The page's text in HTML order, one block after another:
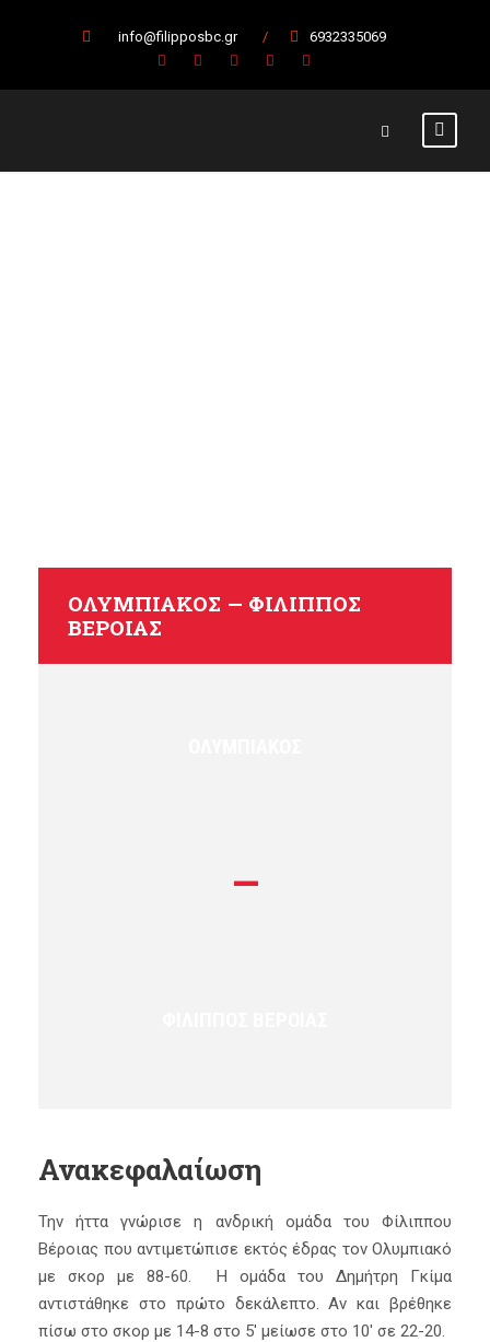
info@filipposbc.gr / 6932335069
ΟΛΥΜΠΙΑΚΌΣ — ΦΊΛΙΠΠΟΣ
ΒΈΡΟΙΑΣ
—
Ανακεφαλαίωση
Την ήττα γνώρισε η ανδρική ομάδα του Φίλιππου
Βέροιας που αντιμετώπισε εκτός έδρας τον Ολυμπιακό
με σκορ με 88-60. Η ομάδα του Δημήτρη Γκίμα
αντιστάθηκε στο πρώτο δεκάλεπτο. Αν και βρέθηκε
πίσω στο σκορ με 14-8 στο 5′ μείωσε στο 10′ σε 22-20.